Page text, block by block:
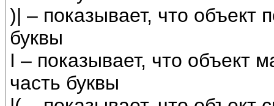
)| – показывает, что
буквы
I – показывает, что объект
часть буквы